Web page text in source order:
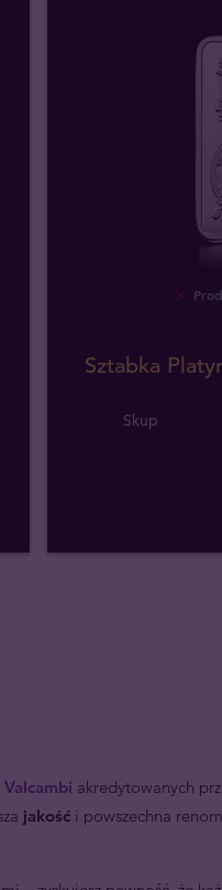
Sztabka
Skup
Valcambi akredytowanych
jakość i powszechna